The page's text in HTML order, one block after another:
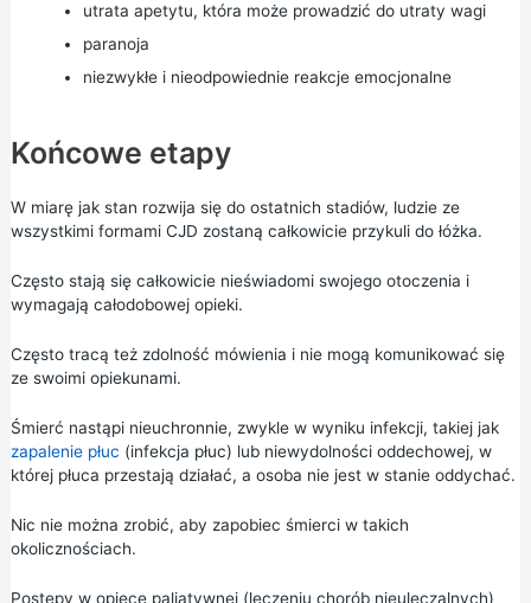
utrata apetytu, która może prowadzić do utraty wagi
paranoja
niezwykłe i nieodpowiednie reakcje emocjonalne
Końcowe etapy
W miarę jak stan rozwija się do ostatnich stadiów, ludzie ze
wszystkimi formami CJD zostaną całkowicie przykuli do łóżka.
Często stają się całkowicie nieświadomi swojego otoczenia i
wymagają całodobowej opieki.
Często tracą też zdolność mówienia i nie mogą komunikować się
ze swoimi opiekunami.
Śmierć nastąpi nieuchronnie, zwykle w wyniku infekcji, takiej jak
zapalenie płuc (infekcja płuc) lub niewydolności oddechowej, w
której płuca przestają działać, a osoba nie jest w stanie oddychać.
Nic nie można zrobić, aby zapobiec śmierci w takich
okolicznościach.
Postępy w opiece paliatywnej(leczeniu chorób nieuleczalnych)